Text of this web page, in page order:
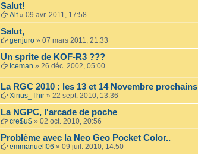
Salut!
Alf» 09 avr. 2011, 17:58
Salut,
genjuro » 07 mars 2011, 21:33
Un sprite de KOF-R3 ???
Iceman » 26 déc. 2002, 05:00
La RGC 2010 : les 13 et 14 Novembre prochains
Xirius_Thir » 22 sept. 2010, 13:36
La NGPC, l'arcade de poche
cre$u$ » 02 oct. 2010, 20:56
Problème avec la Neo Geo Pocket Color..
emmanuelf06 » 09 juil. 2010, 14:50